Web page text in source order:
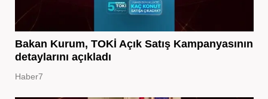
Bakan Kurum, TOKİ Açık Satış Kampanyasının
detaylarını açıkladı
Haber7